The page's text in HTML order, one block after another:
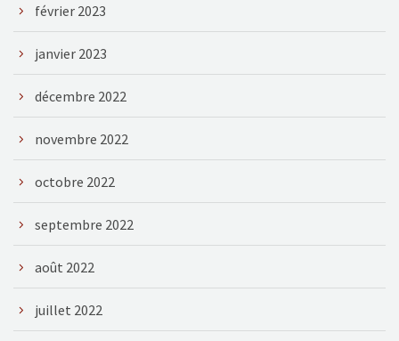
février 2023
janvier 2023
décembre 2022
novembre 2022
octobre 2022
septembre 2022
août 2022
juillet 2022